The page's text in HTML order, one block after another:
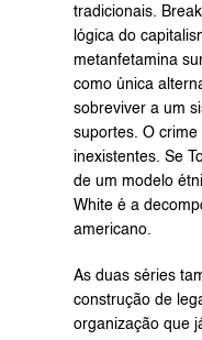
tradicionais.
lógica do
metanfetamina
como única
sobreviver a um
suportes. O
inexistentes. Se
de um modelo
White é a
americano.
As duas séries
construção de
organização que